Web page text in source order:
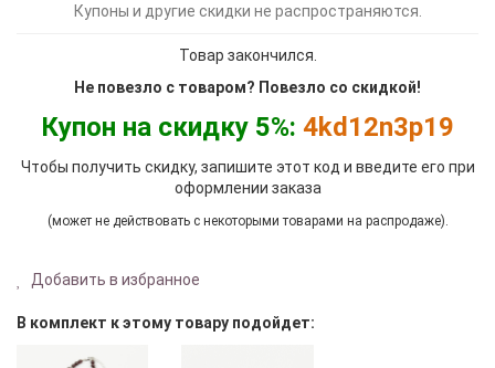
Купоны и другие скидки не распространяются.
Товар закончился.
Не повезло с товаром? Повезло со скидкой!
Купон на скидку 5%: 4kd12n3p19
Чтобы получить скидку, запишите этот код и введите его при
оформлении заказа
(может не действовать с некоторыми товарами на распродаже).
Добавить в избранное
В комплект к этому товару подойдет: